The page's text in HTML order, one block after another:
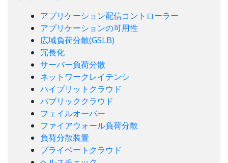
アプリケーション配信コントローラー
アプリケーションの可用性
広域負荷分散(GSLB)
冗長化
サーバー負荷分散
ネットワークレイテンシ
ハイブリットクラウド
パブリッククラウド
フェイルオーバー
ファイアウォール負荷分散
負荷分散装置
プライベートクラウド